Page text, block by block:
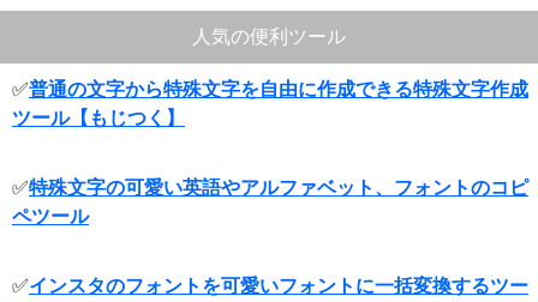
人気の便利ツール
✅普通の文字から特殊文字を自由に作成できる特殊文字作成
ツール【もじつく】
✅特殊文字の可愛い英語やアルファベット、フォントのコピ
ペツール
✅インスタのフォントを可愛いフォントに一括変換するツー